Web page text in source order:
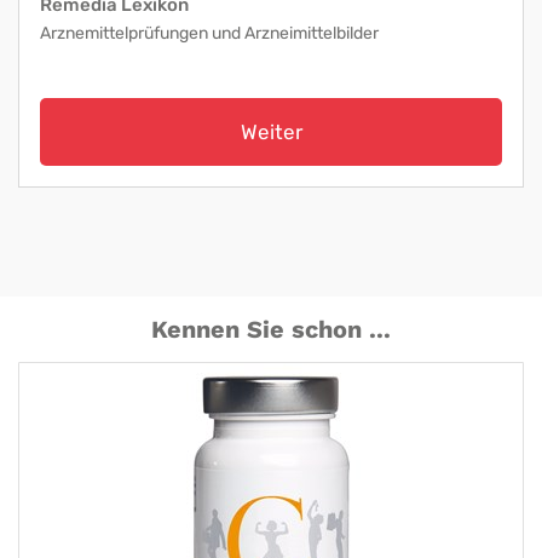
Remedia Lexikon
Arznemittelprüfungen und Arzneimittelbilder
Weiter
Kennen Sie schon ...